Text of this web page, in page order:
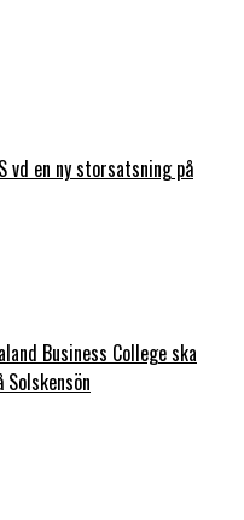
vd en ny storsatsning på
Business College ska